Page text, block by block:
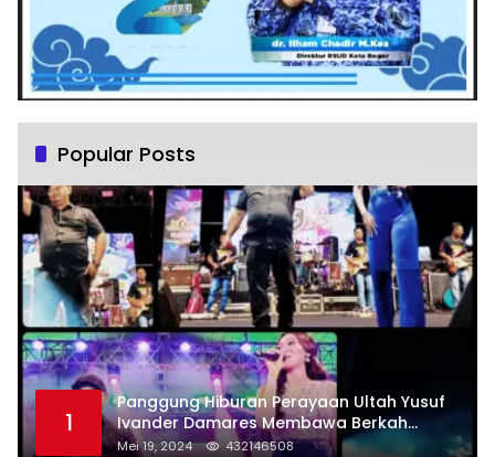
Popular Posts
1
Panggung Hiburan Perayaan Ultah Yusuf
Ivander Damares Membawa Berkah
Warga Kejapanan
Mei 19, 2024 432146508